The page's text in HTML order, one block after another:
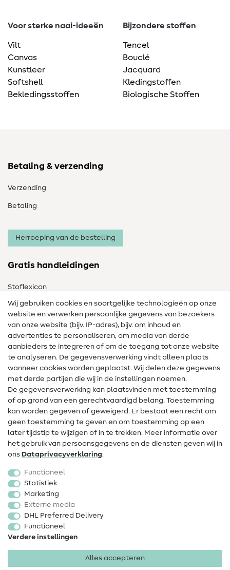
Voor sterke naai-ideeën
Vilt
Canvas
Kunstleer
Softshell
Bekledingsstoffen
Bijzondere stoffen
Tencel
Bouclé
Jacquard
Kledingstoffen
Biologische Stoffen
Betaling & verzending
Verzending
Betaling
Herroeping van de bestelling
Gratis handleidingen
Stoflexicon
Naailexicon
Gratis Naaipatronen
Hulp & contact
Contact
Wijziging van eigenaar
FAQ
Herroepingsrecht
Populair
Fournituren
Sale
Wij gebruiken cookies en soortgelijke technologieën op onze
website en verwerken persoonlijke gegevens van bezoekers
van onze website (bijv. IP-adres), bijv. om inhoud en
advertenties te personaliseren, om media van derde
aanbieders te integreren of om de toegang tot onze website
te analyseren. De gegevensverwerking vindt alleen plaats
wanneer cookies worden geplaatst. Wij delen deze gegevens
met derde partijen die wij in de instellingen noemen.
De gegevensverwerking kan plaatsvinden met toestemming
of op grond van een gerechtvaardigd belang. Toestemming
kan worden gegeven of geweigerd. Er bestaat een recht om
geen toestemming te geven en om toestemming op een
later tijdstip te wijzigen of in te trekken. Meer informatie over
het gebruik van persoonsgegevens en de diensten geven wij in
ons Data­privacy­verklaring.
Functioneel
Statistiek
Marketing
Externe media
DHL Preferred Delivery
Functioneel
Verdere instellingen
Alles accepteren
Colofon
Privacy Algemene voorwaarden